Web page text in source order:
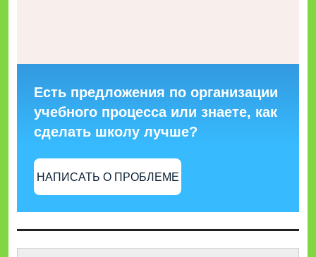
Есть предложения по организации
учебного процесса или знаете, как
сделать школу лучше?
НАПИСАТЬ О ПРОБЛЕМЕ